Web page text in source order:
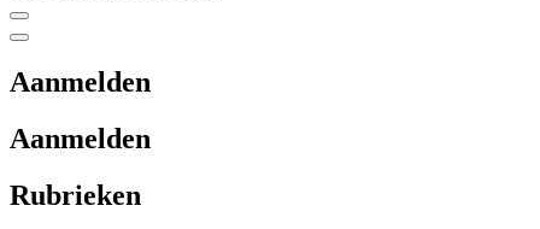
Aanmelden
Aanmelden
Rubrieken